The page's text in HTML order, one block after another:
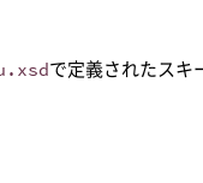
で定義されたスキ